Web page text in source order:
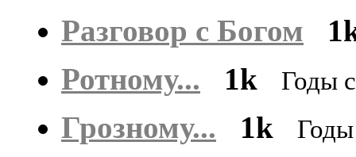
Разговор с Богом
Ротному...
1k Годы
Грозному... 1k